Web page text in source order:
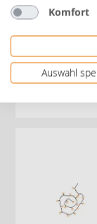
Komfort
Auswahl